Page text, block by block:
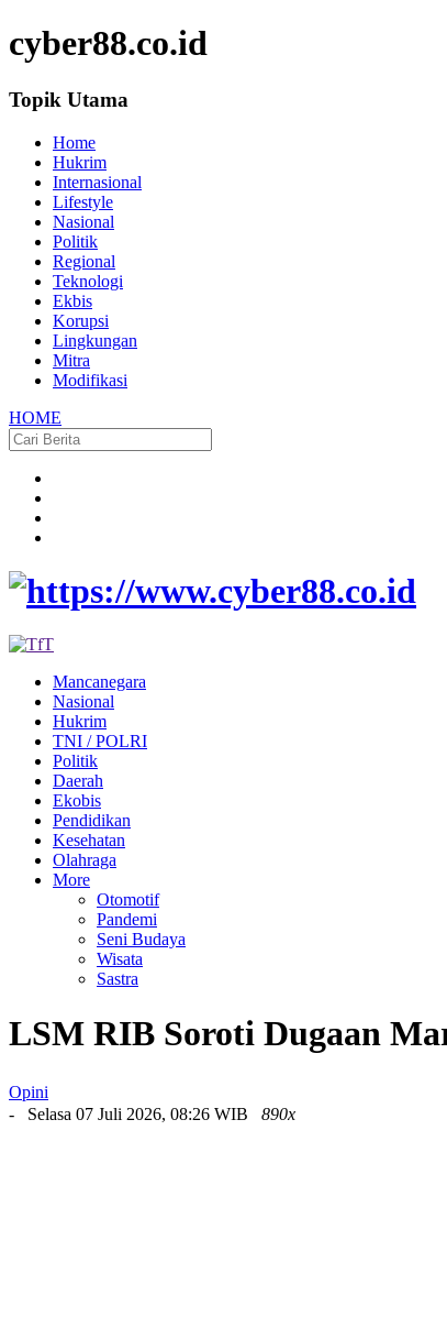
cyber88.co.id
Topik Utama
Home
Hukrim
Internasional
Lifestyle
Nasional
Politik
Regional
Teknologi
Ekbis
Korupsi
Lingkungan
Mitra
Modifikasi
HOME
Mancanegara
Nasional
Hukrim
TNI / POLRI
Politik
Daerah
Ekobis
Pendidikan
Kesehatan
Olahraga
More
Otomotif
Pandemi
Seni Budaya
Wisata
Sastra
LSM RIB Soroti Dugaan
Opini
- Selasa 07 Juli 2026, 08:26 WIB 890x